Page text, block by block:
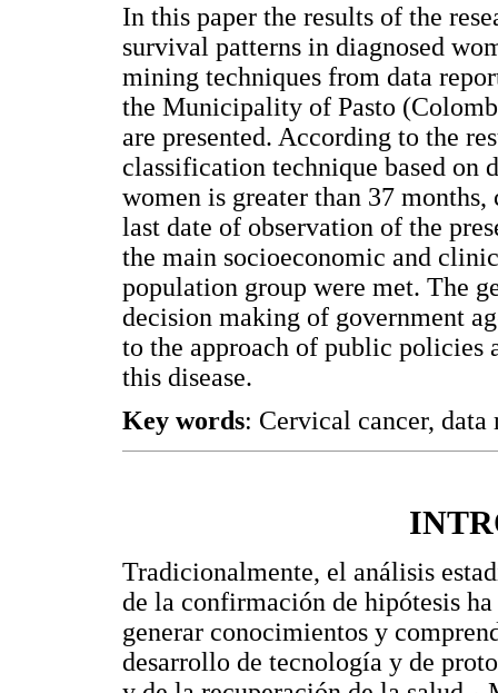
In this paper the results of the
survival patterns in diagnosed
mining techniques from data
the Municipality of Pasto
are presented. According to the
classification technique based on
women is greater than 37
last date of observation of the
the main socioeconomic and
population group were met. The
decision making of government
to the approach of public policies
this disease.
Key words: Cervical cancer,
Tradicionalmente, el análisis
de la confirmación de hipótesis
generar conocimientos y
desarrollo de tecnología y de